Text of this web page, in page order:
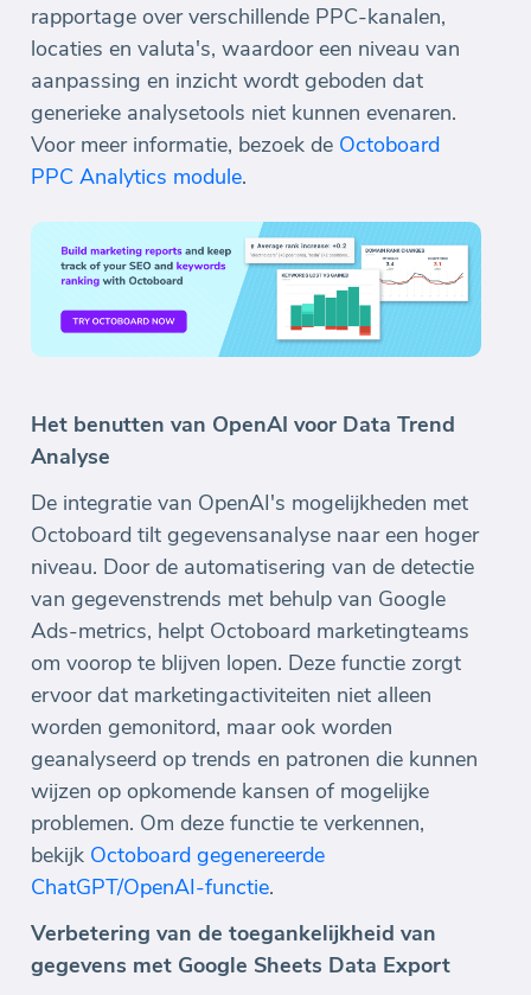
rapportage over verschillende PPC-kanalen,
locaties en valuta's, waardoor een niveau van
aanpassing en inzicht wordt geboden dat
generieke analysetools niet kunnen evenaren.
Voor meer informatie, bezoek de Octoboard
PPC Analytics module.
Het benutten van OpenAI voor Data Trend
Analyse
De integratie van OpenAI's mogelijkheden met
Octoboard tilt gegevensanalyse naar een hoger
niveau. Door de automatisering van de detectie
van gegevenstrends met behulp van Google
Ads-metrics, helpt Octoboard marketingteams
om voorop te blijven lopen. Deze functie zorgt
ervoor dat marketingactiviteiten niet alleen
worden gemonitord, maar ook worden
geanalyseerd op trends en patronen die kunnen
wijzen op opkomende kansen of mogelijke
problemen. Om deze functie te verkennen,
bekijk Octoboard gegenereerde
ChatGPT/OpenAI-functie.
Verbetering van de toegankelijkheid van
gegevens met Google Sheets Data Export